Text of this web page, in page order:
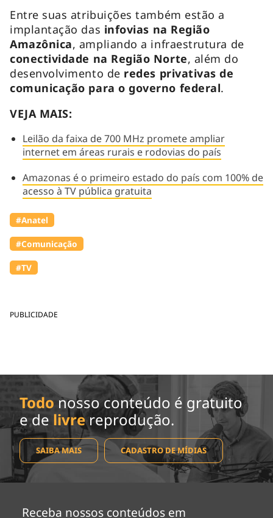
PUBLICIDADE
Entre suas atribuições também estão a
implantação das infovias na Região
Amazônica, ampliando a infraestrutura de
conectividade na Região Norte, além do
desenvolvimento de redes privativas de
comunicação para o governo federal.
VEJA MAIS:
Leilão da faixa de 700 MHz promete ampliar
internet em áreas rurais e rodovias do país
Amazonas é o primeiro estado do país com 100% de
acesso à TV pública gratuita
#Anatel
#Comunicação
#TV
Todo nosso conteúdo é gratuito
e de livrereprodução.
SAIBA MAIS CADASTRO DE MÍDIAS
Receba nossos conteúdos em